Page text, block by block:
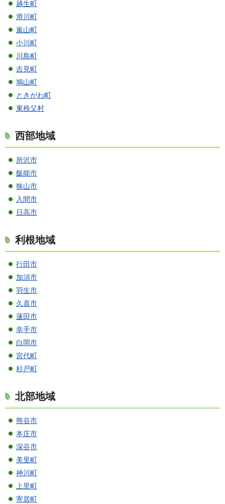
越生町
滑川町
嵐山町
小川町
川島町
吉見町
鳩山町
ときがわ町
東秩父村
西部地域
所沢市
飯能市
狭山市
入間市
日高市
利根地域
行田市
加須市
羽生市
久喜市
蓮田市
幸手市
白岡市
宮代町
杉戸町
北部地域
熊谷市
本庄市
深谷市
美里町
神川町
上里町
寄居町